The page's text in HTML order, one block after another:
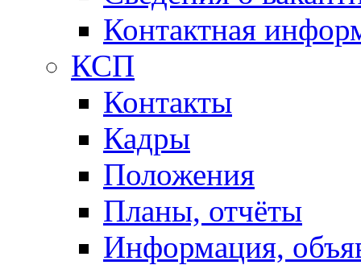
Контактная
КСП
Контакты
Кадры
Положения
Планы, отчёты
Информация,